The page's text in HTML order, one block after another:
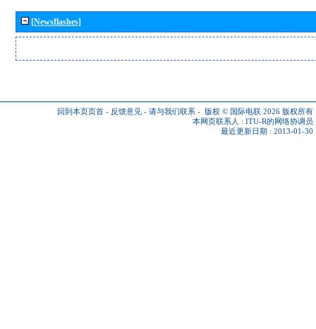
[Newsflashes]
回到本页页首 - 反馈意见 - 请与我们联系 - 版权 © 国际电联 2026 版权所有
本网页联系人 : ITU-R的网络协调员
最近更新日期 : 2013-01-30